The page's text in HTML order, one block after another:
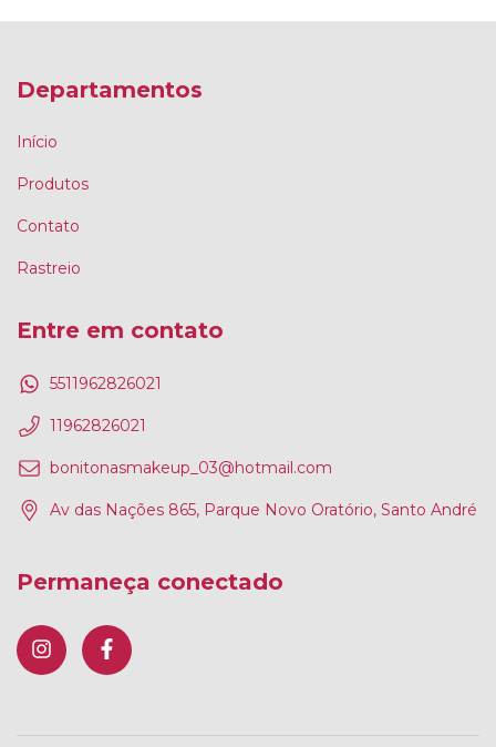
Departamentos
Início
Produtos
Contato
Rastreio
Entre em contato
5511962826021
11962826021
bonitonasmakeup_03@hotmail.com
Av das Nações 865, Parque Novo Oratório, Santo André
Permaneça conectado